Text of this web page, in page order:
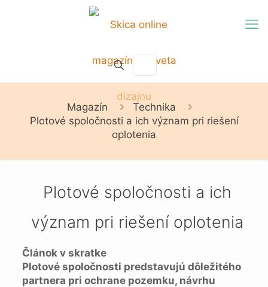
Magazín
Technika
Plotové spoločnosti a ich význam pri riešení
oplotenia
Plotové spoločnosti a ich
význam pri riešení oplotenia
Článok v skratke
Plotové spoločnosti predstavujú dôležitého
partnera pri ochrane pozemku, návrhu